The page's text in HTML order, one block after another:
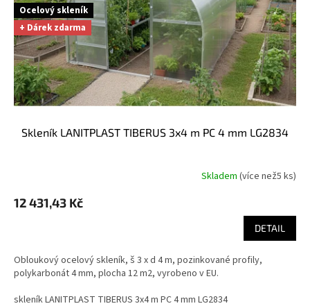
Ocelový skleník
+ Dárek zdarma
skleník LANITPLAST TIBERUS 3x4 m PC 4 mm LG2834
produktu
5
hvězdiček.
Skladem(více než5 ks)
12 431,43 Kč
DETAIL
Obloukový ocelový skleník, š 3 x d 4 m, pozinkované profily,
polykarbonát 4 mm, plocha 12 m2, vyrobeno v EU.
skleník LANITPLAST TIBERUS 3x4 m PC 4 mm LG2834